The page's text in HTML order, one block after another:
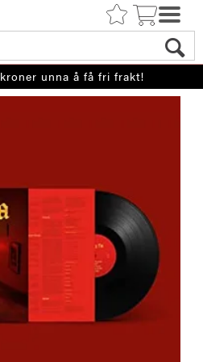
kroner unna å få fri frakt!